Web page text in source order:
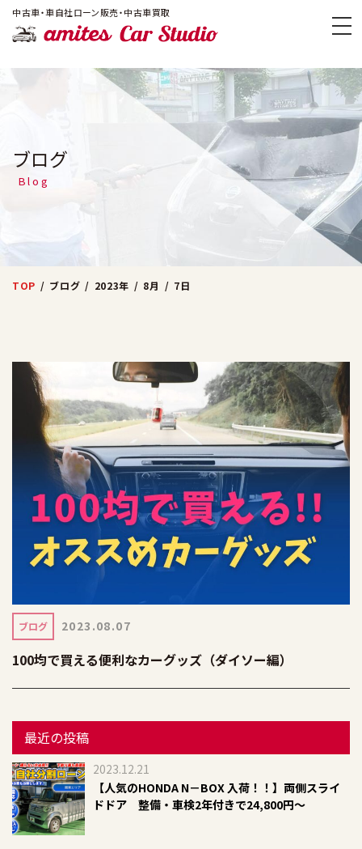
!-- Google Tag Manager -->
中古車・車自社ローン販売・中古車買取
amites Car
ブログ
Blog
TOP ブログ 2023年 8月 7日
ブログ 2023.08.07
100均で買える便利なカーグッズ（ダイソー編）
最近の投稿
2023.12.21
【人気のHONDA N－BOX 入荷！！】両側スライ
ドドア 整備・車検2年付きで24,800円～